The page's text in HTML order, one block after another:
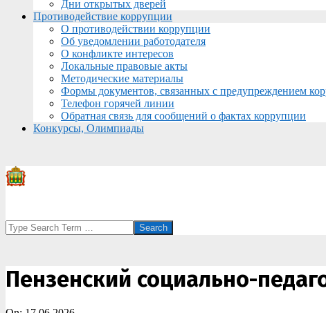
Дни открытых дверей
Противодействие коррупции
О противодействии коррупции
Об уведомлении работодателя
О конфликте интересов
Локальные правовые акты
Методические материалы
Формы документов, связанных с предупреждением
Телефон горячей линии
Обратная связь для сообщений о фактах коррупции
Конкурсы, Олимпиады
Search
Пензенский социально-